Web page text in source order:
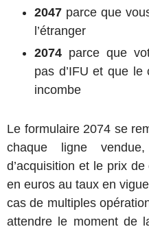
2047 parce que
l’étranger
2074 parce que
pas d’IFU et que
incombe
Le formulaire 2074 se
chaque ligne
d’acquisition et le prix
en euros au taux en
cas de multiples
attendre le moment de